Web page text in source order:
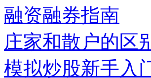
融资融券指南
庄家和散户的区
模拟炒股新手入